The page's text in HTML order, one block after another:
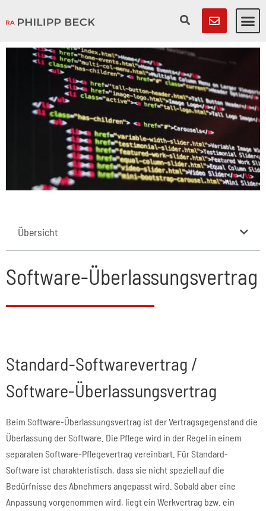
Software-Überlassungsvertrag
Standard-Softwarevertrag /
Software-Überlassungsvertrag
Beim Software-Überlassungsvertrag ist der Vertragsgegenstand die
Überlassung der Software. Die Pflege wird in der Regel in einem
separaten Software-Pflegevertrag vereinbart. Für Standard-
Software ist charakteristisch, dass sie nicht speziell auf die
Bedürfnisse des Abnehmers angepasst wird. Sobald aber eine
Anpassung vorgenommen wird, liegt ein Werkvertrag bzw. ein
Übersicht